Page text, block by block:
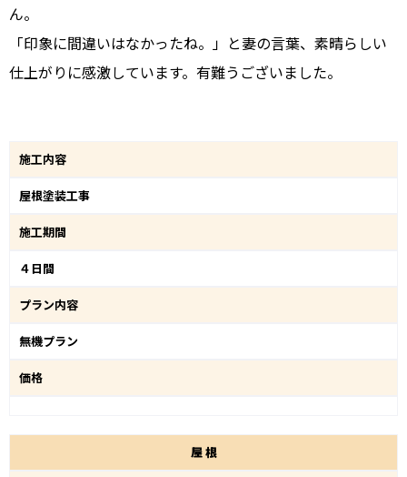
ん。
「印象に間違いはなかったね。」と妻の言葉、素晴らしい
仕上がりに感激しています。有難うございました。
施工内容
屋根塗装工事
施工期間
４日間
プラン内容
無機プラン
価格
屋根